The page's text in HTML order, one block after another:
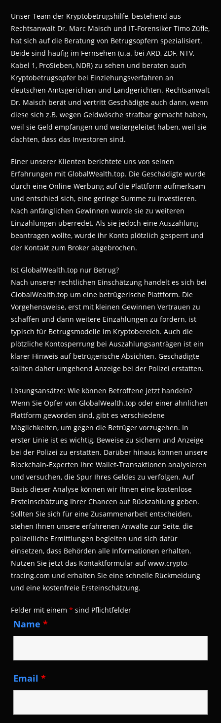
Unser Team der Kryptobetrugshilfe, bestehend aus
Rechtsanwalt Dr. Marc Maisch und IT-Forensiker Timo Züfle,
hat sich auf die Beratung von Betrugsopfern spezialisiert.
Beide sind häufig im Fernsehen (u.a. bei ARD, ZDF, NTV,
Kabel 1, ProSieben, NDR) zu sehen und beraten auch
Kryptobetrugsopfer bei Einziehungsverfahren an
deutschen Amtsgerichten und Landgerichten. Rechtsanwalt
Dr. Maisch berät und vertritt Geschädigte auch dann, wenn
diese sich z.B. wegen Geldwäsche strafbar gemacht haben,
weil sie Geld empfangen und weitergeleitet haben, weil sie
dachten, dass das Investoren sind.
Einer unserer Klienten berichtete uns von seinen
Erfahrungen mit GlobalWealth.top. Die Geschädigte wurde
durch eine Online-Werbung auf die Plattform aufmerksam
und entschied sich, eine geringe Summe zu investieren.
Nach anfänglichen Gewinnen wurde sie zu weiteren
Einzahlungen überredet. Als sie jedoch eine Auszahlung
beantragen wollte, wurde ihr Konto plötzlich gesperrt und
der Kontakt zum Broker abgebrochen.
Ist GlobalWealth.top nur Betrug?
Nach unserer rechtlichen Einschätzung handelt es sich bei
GlobalWealth.top um eine betrügerische Plattform. Die
Vorgehensweise, erst mit kleinen Gewinnen Vertrauen zu
schaffen und dann weitere Einzahlungen zu fordern, ist
typisch für Betrugsmodelle im Kryptobereich. Auch die
plötzliche Kontosperrung bei Auszahlungsanträgen ist ein
klarer Hinweis auf betrügerische Absichten. Geschädigte
sollten daher umgehend Anzeige bei der Polizei erstatten.
Lösungsansätze: Wie können Betroffene jetzt handeln?
Wenn Sie Opfer von GlobalWealth.top oder einer ähnlichen
Plattform geworden sind, gibt es verschiedene
Möglichkeiten, um gegen die Betrüger vorzugehen. In
erster Linie ist es wichtig, Beweise zu sichern und Anzeige
bei der Polizei zu erstatten. Darüber hinaus können unsere
Blockchain-Experten Ihre Wallet-Transaktionen analysieren
und versuchen, die Spur Ihres Geldes zu verfolgen. Auf
Basis dieser Analyse können wir Ihnen eine kostenlose
Ersteinschätzung Ihrer Chancen auf Rückzahlung geben.
Sollten Sie sich für eine Zusammenarbeit entscheiden,
stehen Ihnen unsere erfahrenen Anwälte zur Seite, die
polizeiliche Ermittlungen begleiten und sich dafür
einsetzen, dass Behörden alle Informationen erhalten.
Nutzen Sie jetzt das Kontaktformular auf www.crypto-
tracing.com und erhalten Sie eine schnelle Rückmeldung
und eine kostenfreie Ersteinschätzung.
Felder mit einem* sind Pflichtfelder
Name*
Email*